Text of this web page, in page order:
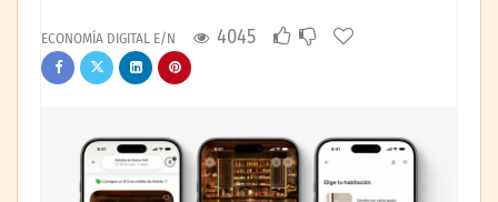
ECONOMÍA DIGITAL E/N 4045